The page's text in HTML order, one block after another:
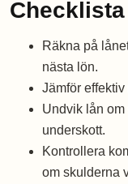
Räkna på
nästa lön.
Jämför
Undvik lån om
underskott.
Kontrollera
om skulderna